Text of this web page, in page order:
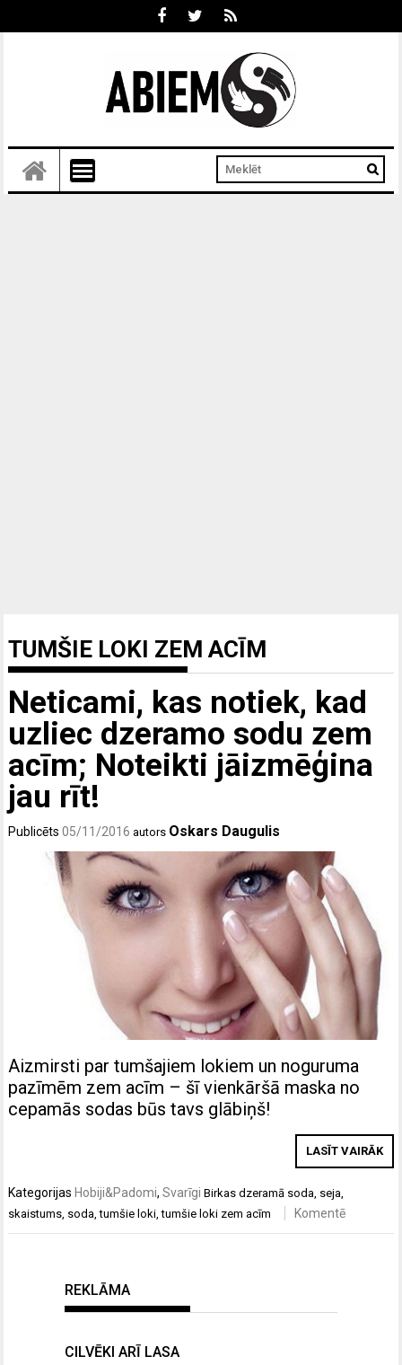
TUMŠIE LOKI ZEM ACĪM
Neticami, kas notiek, kad
uzliec dzeramo sodu zem
acīm; Noteikti jāizmēģina
jau rīt!
Publicēts05/11/2016 autors Oskars Daugulis
Aizmirsti par tumšajiem lokiem un noguruma
pazīmēm zem acīm – šī vienkāršā maska no
cepamās sodas būs tavs glābiņš!
LASĪT VAIRĀK
Kategorijas Hobiji&Padomi,Svarīgi Birkasdzeramā soda seja
skaistums soda ,tumšie loki ,tumšie loki zem acīm Komentē
REKLĀMA
CILVĒKI ARĪ LASA